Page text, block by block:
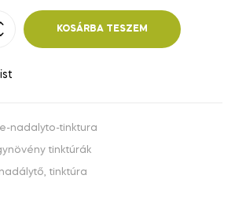
KOSÁRBA TESZEM
nadalyto-tinktura
tinktúrák
, tinktúra